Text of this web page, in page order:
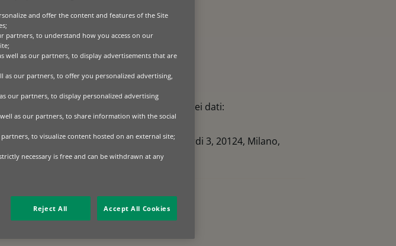
la nostra funzione di protezione dei dati:
Protection Officer, piazza Lina Bo Bardi 3, 20124, Milano,
and offer the content and features of the Site
partners, to understand how you access on our
well as our partners, to display advertisements that are
as our partners, to offer you personalized advertising,
our partners, to display personalized advertising
as our partners, to share information with the social
to visualize content hosted on an external site;
necessary is free and can be withdrawn at any
Reject All Accept All Cookies